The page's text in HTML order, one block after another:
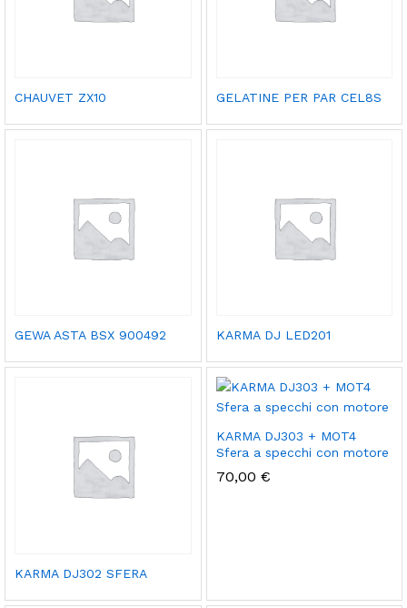
CHAUVET ZX10 GELATINE PER PAR CEL8S
GEWA ASTA BSX 900492 KARMA DJ LED201
KARMA DJ302 SFERA
KARMA DJ303 + MOT4
Sfera a specchi con motore
70,00 €